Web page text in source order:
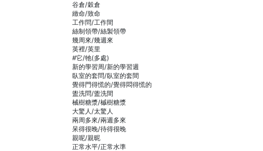
谷倉/穀倉
緻命/致命
工作問/工作間
絲制領帶/絲製領帶
幾周來/幾週來
英裡/英里
#它/牠(多處)
新的學習周/新的學習週
臥室的套問/臥室的套間
覺得門得慌的/覺得悶得慌的
盥洗問/盥洗間
械樹糖漿/槭樹糖漿
大驚人/太驚人
兩周多來/兩週多來
呆得很晚/待得很晚
親呢/親昵
正常水平/正常水準